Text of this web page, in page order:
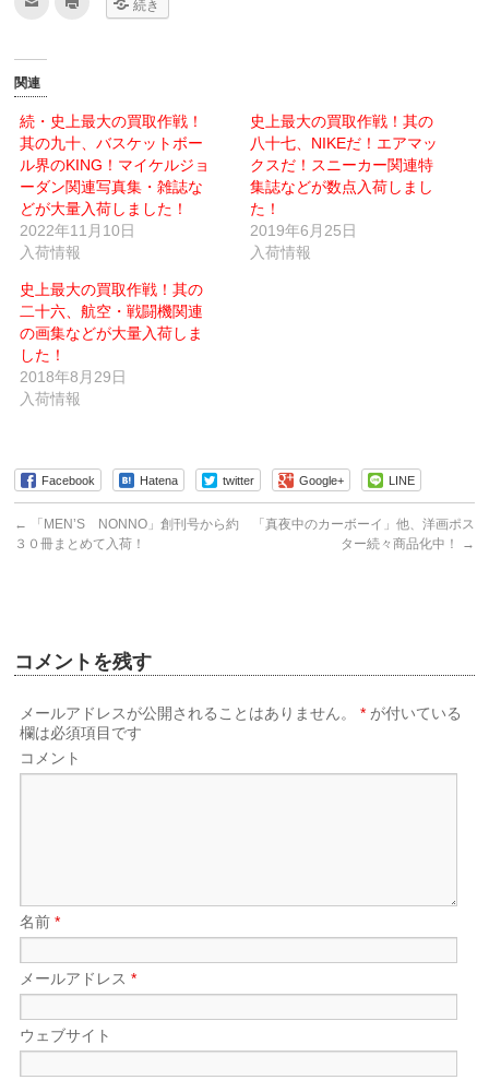
て
メ
ー
ル
で
送
信
(新
し
い
ウ
ィ
ン
ウ
で
開
き
ま
す)
し
い
ウ
ィ
ン
ド
ウ
で
開
き
続き
関連
続・史上最大の買取作戦！
其の九十、バスケットボー
ル界のKING！マイケルジョ
ーダン関連写真集・雑誌な
どが大量入荷しました！
2022年11月10日
入荷情報
史上最大の買取作戦！其の
八十七、NIKEだ！エアマッ
クスだ！スニーカー関連特
集誌などが数点入荷しまし
た！
2019年6月25日
入荷情報
史上最大の買取作戦！其の
二十六、航空・戦闘機関連
の画集などが大量入荷しま
した！
2018年8月29日
入荷情報
Facebook Hatena twitter Google+ LINE
←
「MEN’S NONNO」創刊号から約
３０冊まとめて入荷！
「真夜中のカーボーイ」他、洋画ポス
ター続々商品化中！
→
コメントを残す
メールアドレスが公開されることはありません。 * が付いている
欄は必須項目です
コメント
名前*
メールアドレス*
ウェブサイト